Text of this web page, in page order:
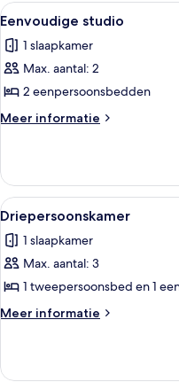
Alle
foto's
voor
Eenvoudige
studio
laden
1
Eenvoudige studio
1 slaapkamer
Max. aantal: 2
2 eenpersoonsbedden
Meer informatie
Meer
studio
Alle
foto's
voor
Driepersoonskamer
laden
1
Driepersoonskamer
1 slaapkamer
Max. aantal: 3
1 tweepersoonsbed en 1
Meer informatie
Meer